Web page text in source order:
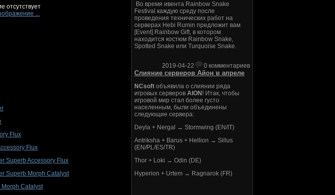
отсутствует
...
Flux
Flux
Superb Accessory Flux
Superb Morph Catalyst
Morph Catalyst
Во время ивента Rainbow Snake
Festival каждую среду после
проведения технических работ на
серверах Hebi Rumin предложит вам
[Event] Rainbow Gift, в котором
находится костюм Rainbow Snake,
Spotted Snake или Turquoise Snake.
2019-04-22 0 комментариев
Слияние серверов Айон в апреле
NCsoft объявила о слиянии ряда
игровых серверов AION ! Итак, чтобы
игровой мир стал более густо
населенным, были объединены
следующие сервера:
Deyla + Nergal → Stormwing (EN/IT)
Antriksha + Barus + Hellion → Sillus
(EN/PL/ES/TR)
Thor + Loki → Odin (DE)
Hyperion + Urtem → Ragnarok (FR)